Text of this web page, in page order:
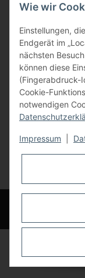
Gewerbering 17
84072 Au i.d.
info@bauer-tore.de
Vertrag
* Alle Preise inkl.
© Bauer-
Wie wir
Einstellungen,
Endgerät im
nächsten
können diese
(Fingerabdruck-
Cookie-
notwendigen
Impressum